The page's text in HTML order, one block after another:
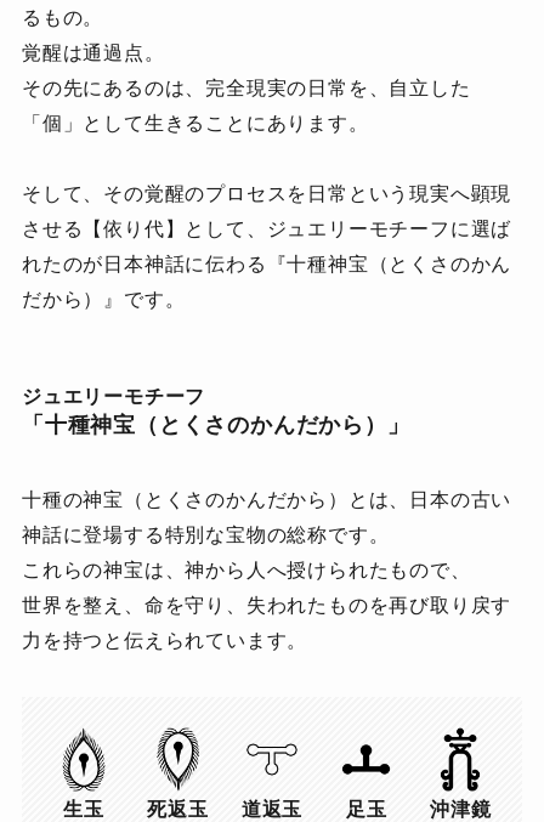
るもの。
覚醒は通過点。
その先にあるのは、完全現実の日常を、自立した
「個」として生きることにあります。
そして、その覚醒のプロセスを日常という現実へ顕現
させる【依り代】として、
ジュエリーモチーフに選ば
れたのが日本神話に伝わる『十種神宝（とくさのかん
だから）』です。
ジュエリーモチーフ
「十種神宝（とくさのかんだから）」
十種の神宝（とくさのかんだから）とは、日本の古い
神話に登場する特別な宝物の総称です。
これらの神宝は、神から人へ授けられたもので、
世界を整え、命を守り、失われたものを再び取り戻す
力を持つと伝えられています。
生玉 死返玉 道返玉 足玉 沖津鏡